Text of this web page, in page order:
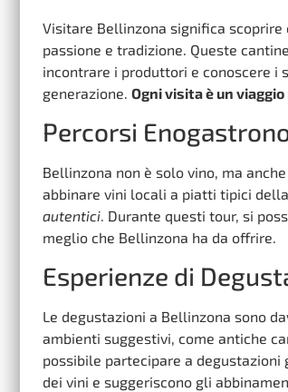
Visitare Bellinzona significa
passione e tradizione. Queste
incontrare i produttori e conoscere i
generazione. Ogni visita è un
Percorsi
Bellinzona non è solo vino, ma
abbinare vini locali a piatti tipici
autentici. Durante questi tour, si
meglio che Bellinzona ha da offrire.
Esperienze di
Le degustazioni a Bellinzona sono
ambienti suggestivi, come antiche
possibile partecipare a
dei vini e suggeriscono gli